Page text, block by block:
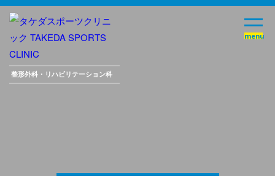
整形外科・ リハビリテーション科